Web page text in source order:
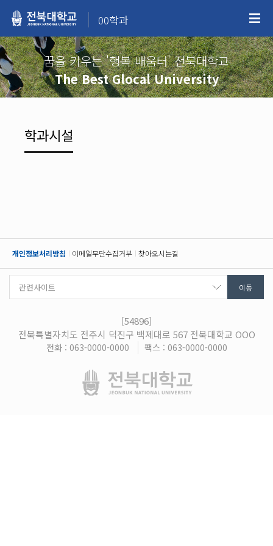
00학과
꿈을 키우는 '행복 배움터' 전북대학교
The Best Glocal University
학과시설
개인정보처리방침 이메일무단수집거부 찾아오시는길
[54896]
전북특별자치도 전주시 덕진구 백제대로 567 전북대학교 OOO
전화 : 063-0000-0000 팩스 : 063-0000-0000